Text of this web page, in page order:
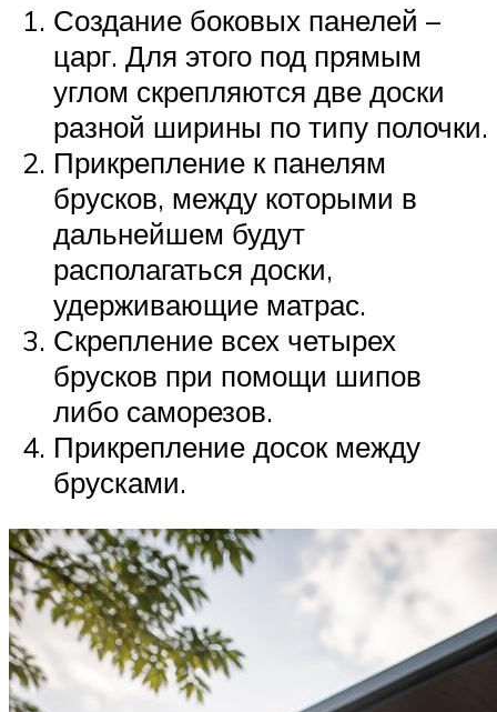
Создание боковых панелей –
царг. Для этого под прямым
углом скрепляются две доски
разной ширины по типу полочки.
Прикрепление к панелям
брусков, между которыми в
дальнейшем будут
располагаться доски,
удерживающие матрас.
Скрепление всех четырех
брусков при помощи шипов
либо саморезов.
Прикрепление досок между
брусками.